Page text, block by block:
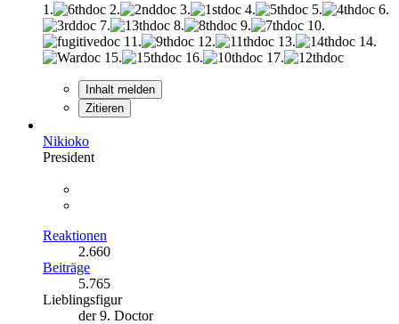
1.
2. 3. 4. 5.
6.
7.
8. 9.
10.
11.
12. 13.
14.
15.
16. 17.
Inhalt melden
Zitieren
Nikioko
President
Reaktionen
2.660
Beiträge
5.765
Lieblingsfigur
der 9. Doctor